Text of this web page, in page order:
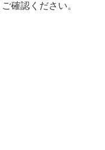
確認ください。